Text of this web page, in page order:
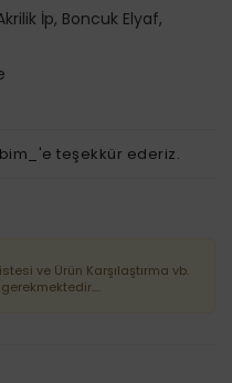
İp, Boncuk Elyaf,
teşekkür ederiz.
ve Ürün Karşılaştırma vb.